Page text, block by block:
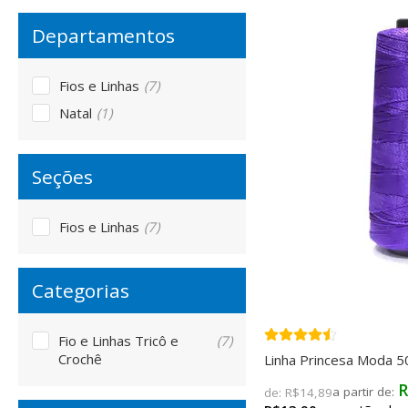
Fios e Linhas (7)
Natal (1)
Fios e Linhas (7)
Fio e Linhas Tricô e
Crochê
(7)
Linha Princesa Moda
de: R$14,89